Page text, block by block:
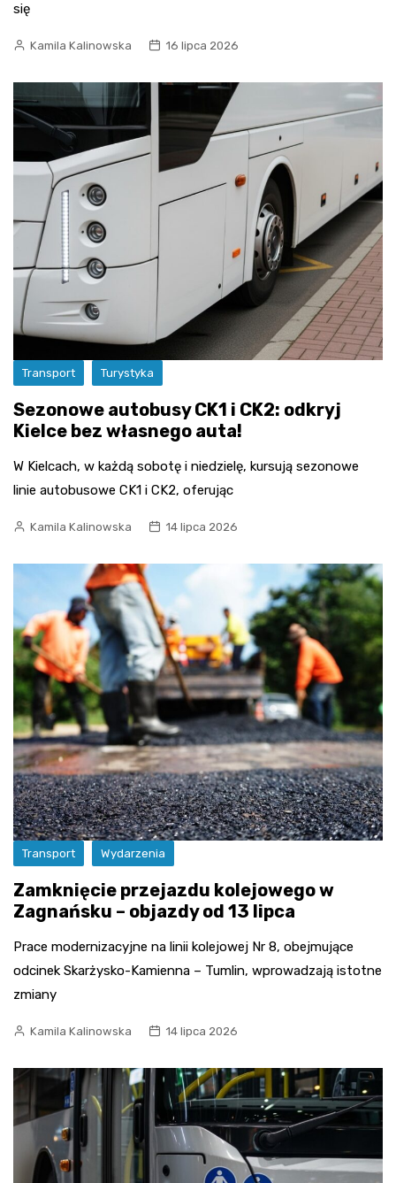
się
Kamila Kalinowska 16 lipca 2026
Transport Turystyka
Sezonowe autobusy CK1 i CK2: odkryj
Kielce bez własnego auta!
W Kielcach, w każdą sobotę i niedzielę, kursują sezonowe
linie autobusowe CK1 i CK2, oferując
Kamila Kalinowska 14 lipca 2026
Transport Wydarzenia
Zamknięcie przejazdu kolejowego w
Zagnańsku – objazdy od 13 lipca
Prace modernizacyjne na linii kolejowej Nr 8, obejmujące
odcinek Skarżysko-Kamienna – Tumlin, wprowadzają istotne
zmiany
Kamila Kalinowska 14 lipca 2026